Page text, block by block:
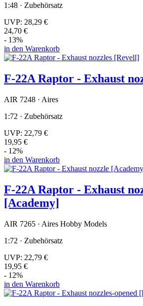
1:48 · Zubehörsatz
UVP: 28,29 €
24,70 €
- 13%
in den Warenkorb
F-22A Raptor - Exhaust
AIR 7248 · Aires
1:72 · Zubehörsatz
UVP: 22,79 €
19,95 €
- 12%
in den Warenkorb
F-22A Raptor - Exhaust
[Academy]
AIR 7265 · Aires Hobby Models
1:72 · Zubehörsatz
UVP: 22,79 €
19,95 €
- 12%
in den Warenkorb